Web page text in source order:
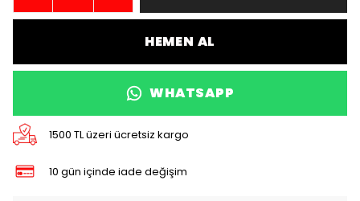
HEMEN AL
WHATSAPP
1500 TL üzeri ücretsiz kargo
10 gün içinde iade değişim